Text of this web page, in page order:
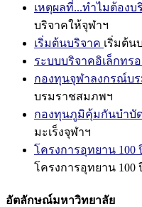
เหตุผลที่...ทำไมต้องบ
บริจาคให้จุฬาฯ
เริ่มต้นบริจาค เริ่มต้น
ระบบบริจาคอิเล็กทร
กองทุนจุฬาลงกรณ์บ
บรมราชสมภพฯ
กองทุนภูมิคุ้มกันบำบัด
มะเร็งจุฬาฯ
โครงการอุทยาน
โครงการอุทยาน
อัตลักษณ์มหาวิทยาลัย